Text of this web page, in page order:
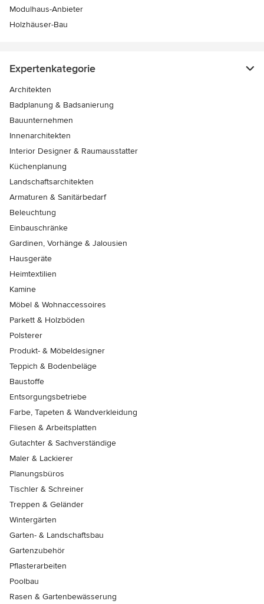
Modulhaus-Anbieter
Holzhäuser-Bau
Expertenkategorie
Architekten
Badplanung & Badsanierung
Bauunternehmen
Innenarchitekten
Interior Designer & Raumausstatter
Küchenplanung
Landschaftsarchitekten
Armaturen & Sanitärbedarf
Beleuchtung
Einbauschränke
Gardinen, Vorhänge & Jalousien
Hausgeräte
Heimtextilien
Kamine
Möbel & Wohnaccessoires
Parkett & Holzböden
Polsterer
Produkt- & Möbeldesigner
Teppich & Bodenbeläge
Baustoffe
Entsorgungsbetriebe
Farbe, Tapeten & Wandverkleidung
Fliesen & Arbeitsplatten
Gutachter & Sachverständige
Maler & Lackierer
Planungsbüros
Tischler & Schreiner
Treppen & Geländer
Wintergärten
Garten- & Landschaftsbau
Gartenzubehör
Pflasterarbeiten
Poolbau
Rasen & Gartenbewässerung